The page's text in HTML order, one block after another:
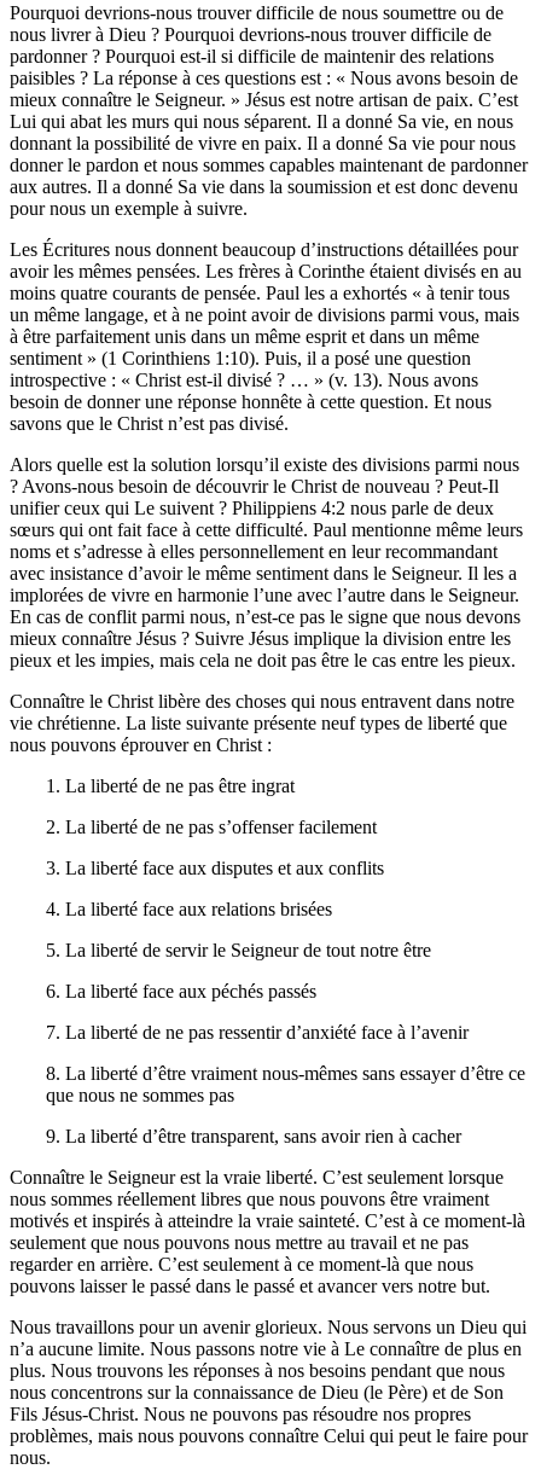
Pourquoi devrions-nous trouver difficile de nous soumettre ou de
nous livrer à Dieu ? Pourquoi devrions-nous trouver difficile de
pardonner ? Pourquoi est-il si difficile de maintenir des relations
paisibles ? La réponse à ces questions est : « Nous avons besoin de
mieux connaître le Seigneur. » Jésus est notre artisan de paix. C’est
Lui qui abat les murs qui nous séparent. Il a donné Sa vie, en nous
donnant la possibilité de vivre en paix. Il a donné Sa vie pour nous
donner le pardon et nous sommes capables maintenant de pardonner
aux autres. Il a donné Sa vie dans la soumission et est donc devenu
pour nous un exemple à suivre.
Les Écritures nous donnent beaucoup d’instructions détaillées pour
avoir les mêmes pensées. Les frères à Corinthe étaient divisés en au
moins quatre courants de pensée. Paul les a exhortés « à tenir tous
un même langage, et à ne point avoir de divisions parmi vous, mais
à être parfaitement unis dans un même esprit et dans un même
sentiment » (1 Corinthiens 1:10). Puis, il a posé une question
introspective : « Christ est-il divisé ? … » (v. 13). Nous avons
besoin de donner une réponse honnête à cette question. Et nous
savons que le Christ n’est pas divisé.
Alors quelle est la solution lorsqu’il existe des divisions parmi nous
? Avons-nous besoin de découvrir le Christ de nouveau ? Peut-Il
unifier ceux qui Le suivent ? Philippiens 4:2 nous parle de deux
sœurs qui ont fait face à cette difficulté. Paul mentionne même leurs
noms et s’adresse à elles personnellement en leur recommandant
avec insistance d’avoir le même sentiment dans le Seigneur. Il les a
implorées de vivre en harmonie l’une avec l’autre dans le Seigneur.
En cas de conflit parmi nous, n’est-ce pas le signe que nous devons
mieux connaître Jésus ? Suivre Jésus implique la division entre les
pieux et les impies, mais cela ne doit pas être le cas entre les pieux.
Connaître le Christ libère des choses qui nous entravent dans notre
vie chrétienne. La liste suivante présente neuf types de liberté que
nous pouvons éprouver en Christ :
1. La liberté de ne pas être ingrat
2. La liberté de ne pas s’offenser facilement
3. La liberté face aux disputes et aux conflits
4. La liberté face aux relations brisées
5. La liberté de servir le Seigneur de tout notre être
6. La liberté face aux péchés passés
7. La liberté de ne pas ressentir d’anxiété face à l’avenir
8. La liberté d’être vraiment nous-mêmes sans essayer d’être ce
que nous ne sommes pas
9. La liberté d’être transparent, sans avoir rien à cacher
Connaître le Seigneur est la vraie liberté. C’est seulement lorsque
nous sommes réellement libres que nous pouvons être vraiment
motivés et inspirés à atteindre la vraie sainteté. C’est à ce moment-là
seulement que nous pouvons nous mettre au travail et ne pas
regarder en arrière. C’est seulement à ce moment-là que nous
pouvons laisser le passé dans le passé et avancer vers notre but.
Nous travaillons pour un avenir glorieux. Nous servons un Dieu qui
n’a aucune limite. Nous passons notre vie à Le connaître de plus en
plus. Nous trouvons les réponses à nos besoins pendant que nous
nous concentrons sur la connaissance de Dieu (le Père) et de Son
Fils Jésus-Christ. Nous ne pouvons pas résoudre nos propres
problèmes, mais nous pouvons connaître Celui qui peut le faire pour
nous.